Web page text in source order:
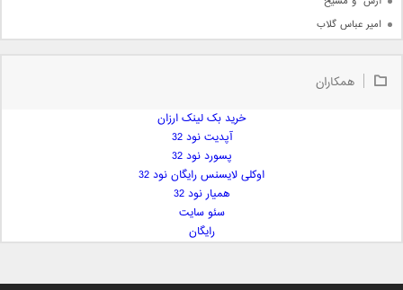
امیر عباس گلاب
امیر علی
ایمان فلاح
همکاران
خرید بک لینک ارزان
آپدیت نود 32
پسورد نود 32
اوکلی لایسنس رایگان نود 32
همیار نود 32
سئو سایت
رایگان